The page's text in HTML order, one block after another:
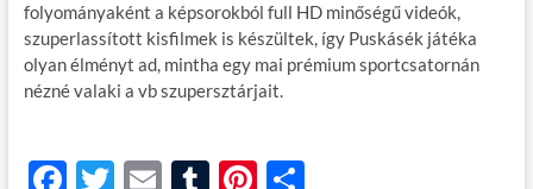
folyományaként a képsorokból full HD minőségű videók,
szuperlassított kisfilmek is készültek, így Puskásék játéka
olyan élményt ad, mintha egy mai prémium sportcsatornán
nézné valaki a vb szupersztárjait.
F T E T Pi O